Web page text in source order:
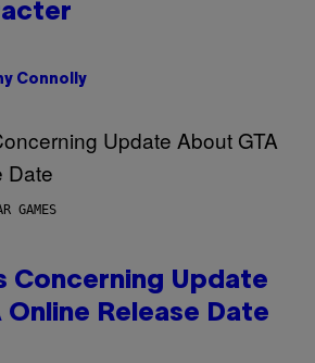
Connolly
GAMES
Concerning Update
Release Date